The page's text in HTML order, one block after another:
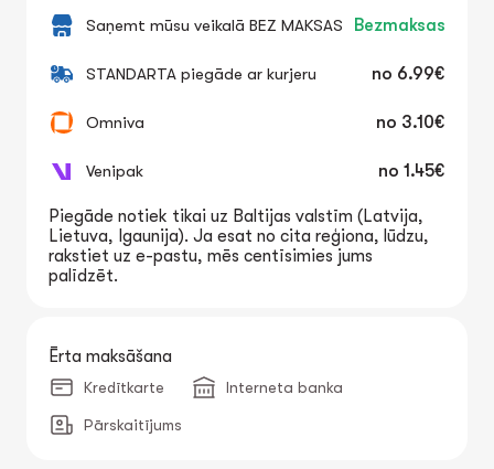
Saņemt mūsu veikalā BEZ MAKSAS Bezmaksas
STANDARTA piegāde ar kurjeru no 6.99€
Omniva no 3.10€
Venipak no 1.45€
Piegāde notiek tikai uz Baltijas valstīm (Latvija,
Lietuva, Igaunija). Ja esat no cita reģiona, lūdzu,
rakstiet uz e-pastu, mēs centīsimies jums
palīdzēt.
Ērta maksāšana
Kredītkarte Interneta banka
Pārskaitījums